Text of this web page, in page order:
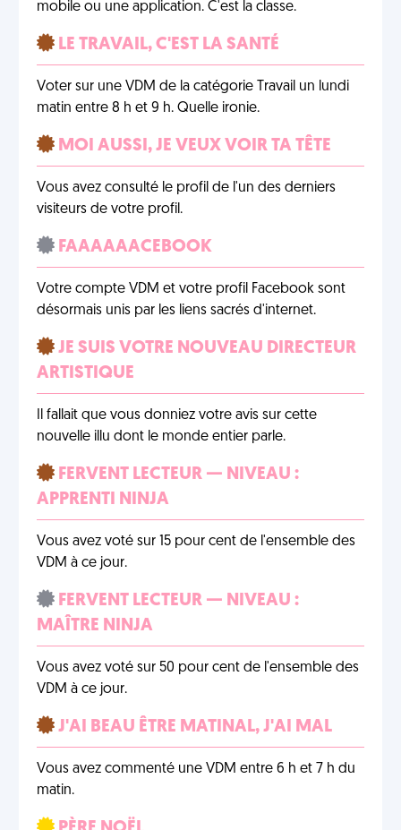
mobile ou une application. C'est la classe.
LE TRAVAIL, C'EST LA SANTÉ
Voter sur une VDM de la catégorie Travail un lundi
matin entre 8 h et 9 h. Quelle ironie.
MOI AUSSI, JE VEUX VOIR TA TÊTE
Vous avez consulté le profil de l'un des derniers
visiteurs de votre profil.
FAAAAAACEBOOK
Votre compte VDM et votre profil Facebook sont
désormais unis par les liens sacrés d'internet.
JE SUIS VOTRE NOUVEAU DIRECTEUR
ARTISTIQUE
Il fallait que vous donniez votre avis sur cette
nouvelle illu dont le monde entier parle.
FERVENT LECTEUR — NIVEAU :
APPRENTI NINJA
Vous avez voté sur 15 pour cent de l'ensemble des
VDM à ce jour.
FERVENT LECTEUR — NIVEAU :
MAÎTRE NINJA
Vous avez voté sur 50 pour cent de l'ensemble des
VDM à ce jour.
J'AI BEAU ÊTRE MATINAL, J'AI MAL
Vous avez commenté une VDM entre 6 h et 7 h du
matin.